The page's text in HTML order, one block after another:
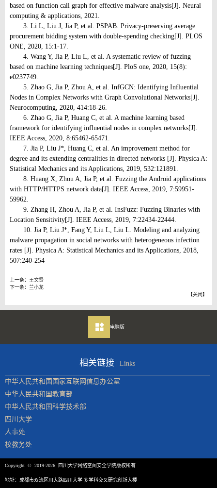
based on function call graph for effective malware analysis[J]. Neural
computing & applications, 2021.
3. Li L, Liu J, Jia P, et al. PSPAB: Privacy-preserving average
procurement bidding system with double-spending checking[J]. PLOS
ONE, 2020, 15:1-17.
4. Wang Y, Jia P, Liu L, et al. A systematic review of fuzzing
based on machine learning techniques[J]. PloS one, 2020, 15(8):
e0237749.
5. Zhao G, Jia P, Zhou A, et al. InfGCN: Identifying Influential
Nodes in Complex Networks with Graph Convolutional Networks[J].
Neurocomputing, 2020, 414:18-26.
6. Zhao G, Jia P, Huang C, et al. A machine learning based
framework for identifying influential nodes in complex networks[J].
IEEE Access, 2020, 8:65462-65471.
7. Jia P, Liu J*, Huang C, et al. An improvement method for
degree and its extending centralities in directed networks [J]. Physica A:
Statistical Mechanics and its Applications, 2019, 532:121891.
8. Huang X, Zhou A, Jia P, et al. Fuzzing the Android applications
with HTTP/HTTPS network data[J]. IEEE Access, 2019, 7:59951-
59962.
9. Zhang H, Zhou A, Jia P, et al. InsFuzz: Fuzzing Binaries with
Location Sensitivity[J]. IEEE Access, 2019, 7:22434-22444.
10. Jia P, Liu J*, Fang Y, Liu L, Liu L. Modeling and analyzing
malware propagation in social networks with heterogeneous infection
rates [J]. Physica A: Statistical Mechanics and its Applications, 2018,
507:240-254
上一条： 王文贤
下一条： 兰小龙
【关闭 】
电脑版
相关链接 | Links
中华人民共和国国家互联网信息办公室
中华人民共和国教育部
中华人民共和国科学技术部
四川大学
人事处
校教务处
Copyright © 2019-2026 四川大学网络空间安全学院版权所有
地址：成都市双流区川大路四川大学 多学科交叉研究创新大楼